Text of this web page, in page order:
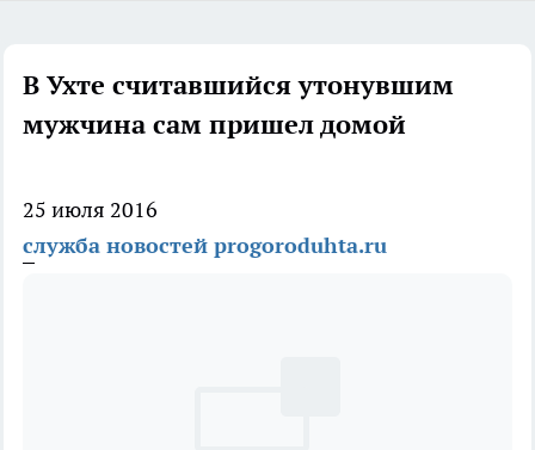
В Ухте считавшийся утонувшим
мужчина сам пришел домой
25 июля 2016
служба новостей progoroduhta.ru